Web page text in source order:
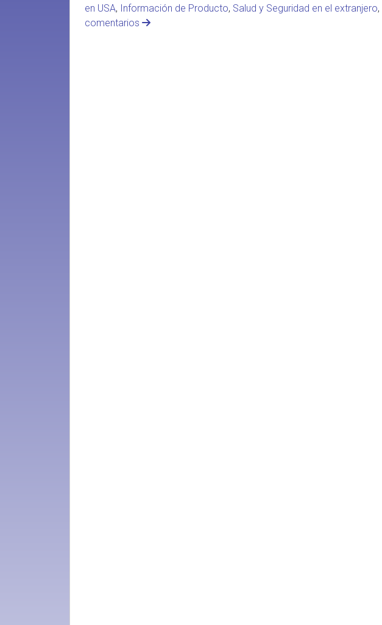
en USA, Información de Producto, Salud y Seguridad en el extranjero,
comentarios